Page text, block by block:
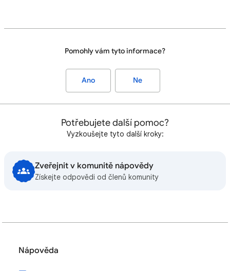
Pomohly vám tyto informace?
Ano Ne
Potřebujete další pomoc?
Vyzkoušejte tyto další kroky:
Zveřejnit v komunitě nápovědy
Získejte odpovědi od členů komunity
Nápověda